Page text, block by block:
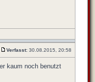
Verfasst: 30.08.2015, 20:58
kaum noch benutzt